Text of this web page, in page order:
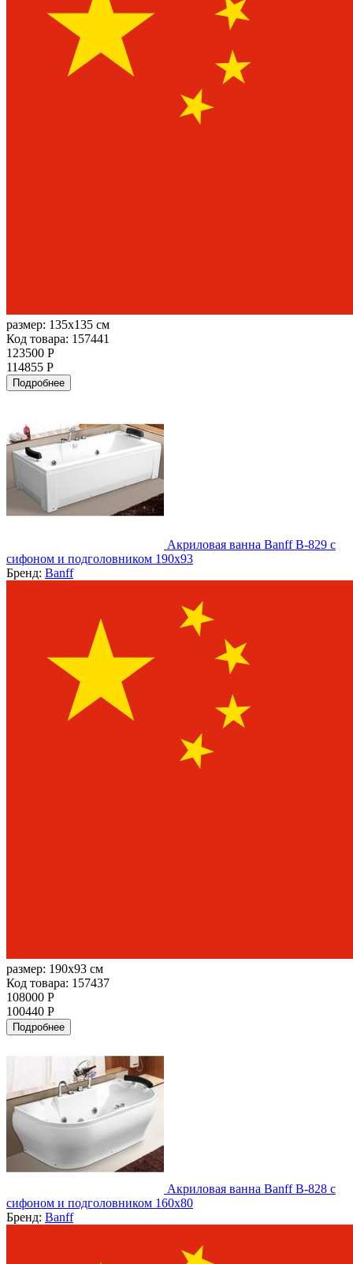
размер: 135x135 см
Код товара: 157441
123500 Р
114855 Р
Подробнее
Акриловая ванна Banff B-829 с
сифоном и подголовником 190х93
Бренд: Banff
размер: 190x93 см
Код товара: 157437
108000 Р
100440 Р
Подробнее
Акриловая ванна Banff B-828 с
сифоном и подголовником 160х80
Бренд: Banff